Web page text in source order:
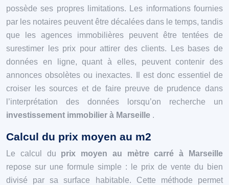
possède ses propres limitations. Les informations fournies
par les notaires peuvent être décalées dans le temps, tandis
que les agences immobilières peuvent être tentées de
surestimer les prix pour attirer des clients. Les bases de
données en ligne, quant à elles, peuvent contenir des
annonces obsolètes ou inexactes. Il est donc essentiel de
croiser les sources et de faire preuve de prudence dans
l’interprétation des données lorsqu’on recherche un
investissement immobilier à Marseille .
Calcul du prix moyen au m2
Le calcul du prix moyen au mètre carré à Marseille
repose sur une formule simple : le prix de vente du bien
divisé par sa surface habitable. Cette méthode permet